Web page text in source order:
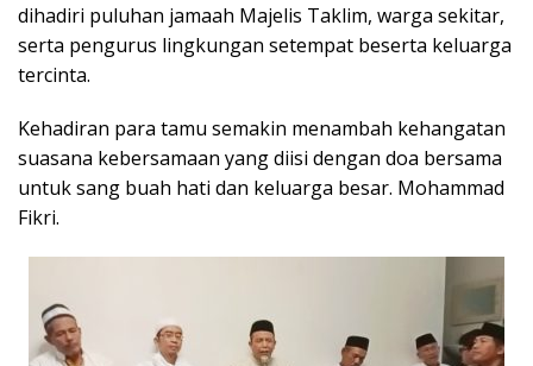
dihadiri puluhan jamaah Majelis Taklim, warga sekitar,
serta pengurus lingkungan setempat beserta keluarga
tercinta.
Kehadiran para tamu semakin menambah kehangatan
suasana kebersamaan yang diisi dengan doa bersama
untuk sang buah hati dan keluarga besar. Mohammad
Fikri.